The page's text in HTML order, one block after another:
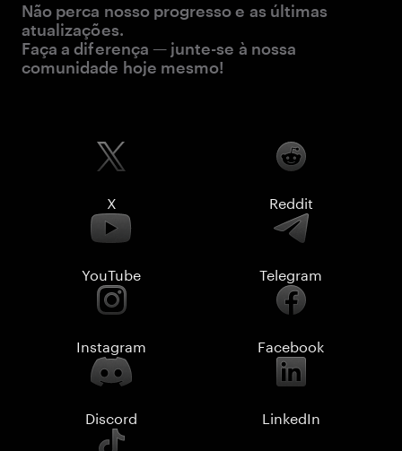
Não perca nosso progresso e as últimas
atualizações.
Faça a diferença — junte-se à nossa
comunidade hoje mesmo!
X Reddit
YouTube Telegram
Instagram Facebook
Discord LinkedIn